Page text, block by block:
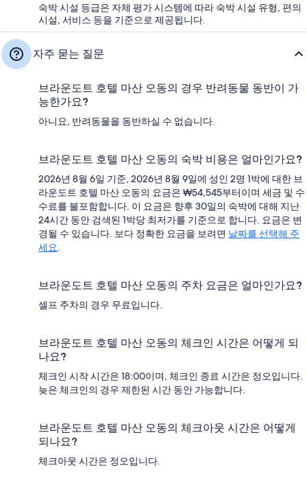
숙박 시설 등급은 자체 평가 시스템에 따라 숙박 시설 유형, 편의
시설, 서비스 등을 기준으로 제공됩니다.
자주 묻는 질문
브라운도트 호텔 마산 오동의 경우 반려동물 동반이 가
능한가요?
아니요, 반려동물을 동반하실 수 없습니다.
브라운도트 호텔 마산 오동의 숙박 비용은 얼마인가요?
2026년 8월 6일 기준, 2026년 8월 9일에 성인 2명 1박에 대한 브
라운도트 호텔 마산 오동의 요금은 ₩54,545부터이며 세금 및 수
수료를 불포함합니다. 이 요금은 향후 30일의 숙박에 대해 지난
24시간 동안 검색된 1박당 최저가를 기준으로 합니다. 요금은 변
경될 수 있습니다. 보다 정확한 요금을 보려면 날짜를 선택해 주
세요.
브라운도트 호텔 마산 오동의 주차 요금은 얼마인가요?
셀프 주차의 경우 무료입니다.
브라운도트 호텔 마산 오동의 체크인 시간은 어떻게 되
나요?
체크인 시작 시간은 18:00이며, 체크인 종료 시간은 정오입니다.
늦은 체크인의 경우 제한된 시간 동안 가능합니다.
브라운도트 호텔 마산 오동의 체크아웃 시간은 어떻게
되나요?
체크아웃 시간은 정오입니다.